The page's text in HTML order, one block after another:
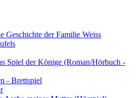
der Familie Weiss
Spiel der Könige (Roman/Hörbuch -
- Brettspiel